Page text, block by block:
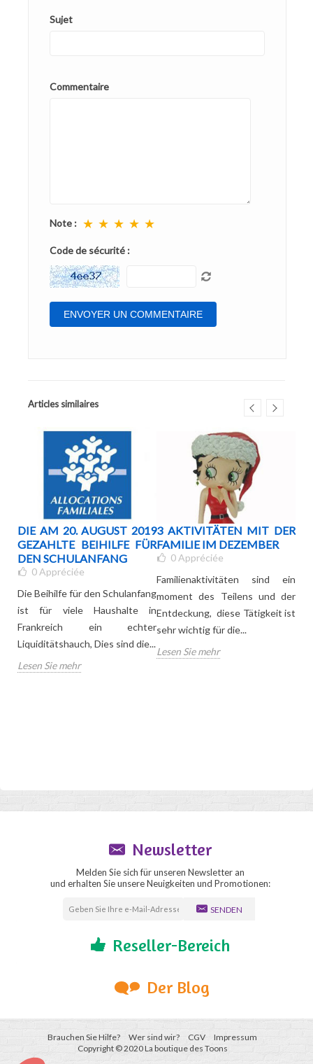
Sujet
Commentaire
Note : ★ ★ ★ ★ ★
Code de sécurité :
Articles similaires
DIE AM 20. AUGUST 2019
GEZAHLTE BEIHILFE FÜR
DEN SCHULANFANG
0 Appréciée
Die Beihilfe für den Schulanfang
ist für viele Haushalte in
Frankreich ein echter
Liquiditätshauch, Dies sind die...
Lesen Sie mehr
3 AKTIVITÄTEN MIT DER
FAMILIE IM DEZEMBER
0 Appréciée
Familienaktivitäten sind ein
moment des Teilens und der
Entdeckung, diese Tätigkeit ist
sehr wichtig für die...
Lesen Sie mehr
Newsletter
Melden Sie sich für unseren Newsletter an
und erhalten Sie unsere Neuigkeiten und Promotionen:
SENDEN
Reseller-Bereich
Der Blog
Brauchen Sie Hilfe? Wer sind wir? CGV
Impressum
Copyright © 2020 La boutique des Toons